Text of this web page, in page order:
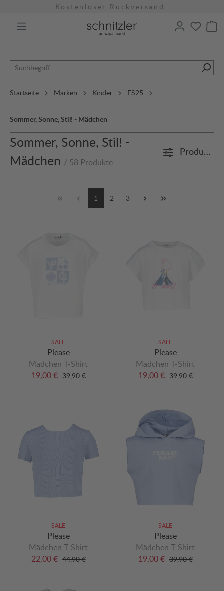
Kostenloser Rückversand
Startseite Marken Kinder FS25
Sommer, Sonne, Stil! - Mädchen
Sommer, Sonne, Stil! -
Mädchen / 58 Produkte
Produkte
1 2 3
SALE
Please
Mädchen T-Shirt
19,00 € 39,90 €
SALE
Please
Mädchen T-Shirt
19,00 € 39,90 €
SALE
Please
Mädchen T-Shirt
22,00 € 44,90 €
SALE
Please
Mädchen T-Shirt
19,00 € 39,90 €